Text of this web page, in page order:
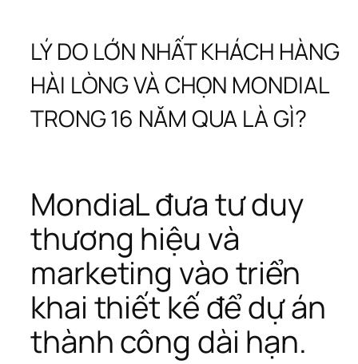
LÝ DO LỚN NHẤT KHÁCH HÀNG
HÀI LÒNG VÀ CHỌN MONDIAL
TRONG 16 NĂM QUA LÀ GÌ?
MondiaL đưa tư duy
thương hiệu và
marketing vào triển
khai thiết kế để dự án
thành công dài hạn.